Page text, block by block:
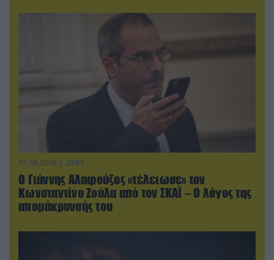
07.08.2026 | 20:02
Ο Γιάννης Αλαφούζος «τέλειωσε» τον
Κωνσταντίνο Ζούλα από τον ΣΚΑΪ – Ο λόγος της
απομάκρυνσής του